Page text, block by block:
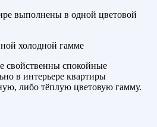
холодной гамме
свойственны спокойные
в интерьере квартиры
либо тёплую цветовую гамму.